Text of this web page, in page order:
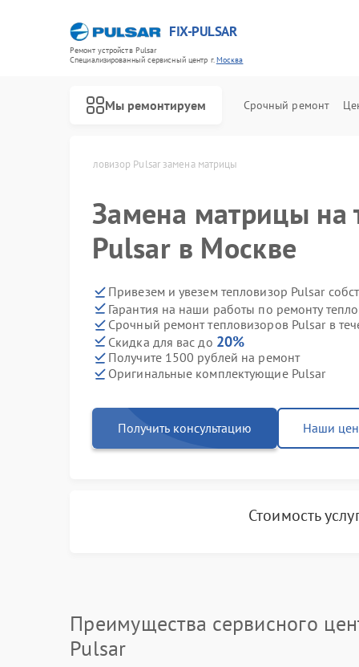
FIX-PULSAR
Ремонт устройств Pulsar
Специализированный cервисный центр г.Москва
Мы ремонтируем Срочный ремонт
Тепловизор Pulsar замена матрицы
Замена матрицы на
Pulsar в Москве
Привезем и увезем тепловизор Pulsar
Гарантия на наши работы по ремонту
Срочный ремонт тепловизоров Pulsar в
Скидка для вас до 20%
Получите 1500 рублей на ремонт
Оригинальные комплектующие Pulsar
Получить консультацию Наши
Стоимость
Преимущества сервисного
Pulsar